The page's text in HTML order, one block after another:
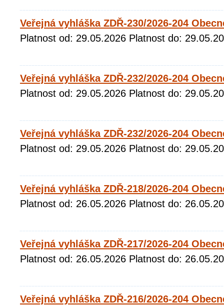
Veřejná vyhláška ZDŘ-230/2026-204
Platnost od: 29.05.2026 Platnost do:
Veřejná vyhláška ZDŘ-232/2026-204
Platnost od: 29.05.2026 Platnost do:
Veřejná vyhláška ZDŘ-232/2026-204
Platnost od: 29.05.2026 Platnost do:
Veřejná vyhláška ZDŘ-218/2026-204
Platnost od: 26.05.2026 Platnost do:
Veřejná vyhláška ZDŘ-217/2026-204
Platnost od: 26.05.2026 Platnost do:
Veřejná vyhláška ZDŘ-216/2026-204